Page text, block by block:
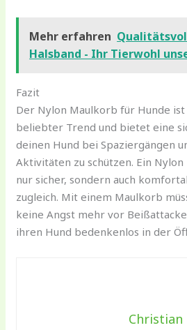
Mehr erfahren
Halsband - Ihr Tierwohl
Fazit
Der Nylon Maulkorb für Hunde
beliebter Trend und bietet eine
deinen Hund bei Spaziergängen
Aktivitäten zu schützen. Ein
nur sicher, sondern auch
zugleich. Mit einem Maulkorb
keine Angst mehr vor
ihren Hund bedenkenlos in der
Christian